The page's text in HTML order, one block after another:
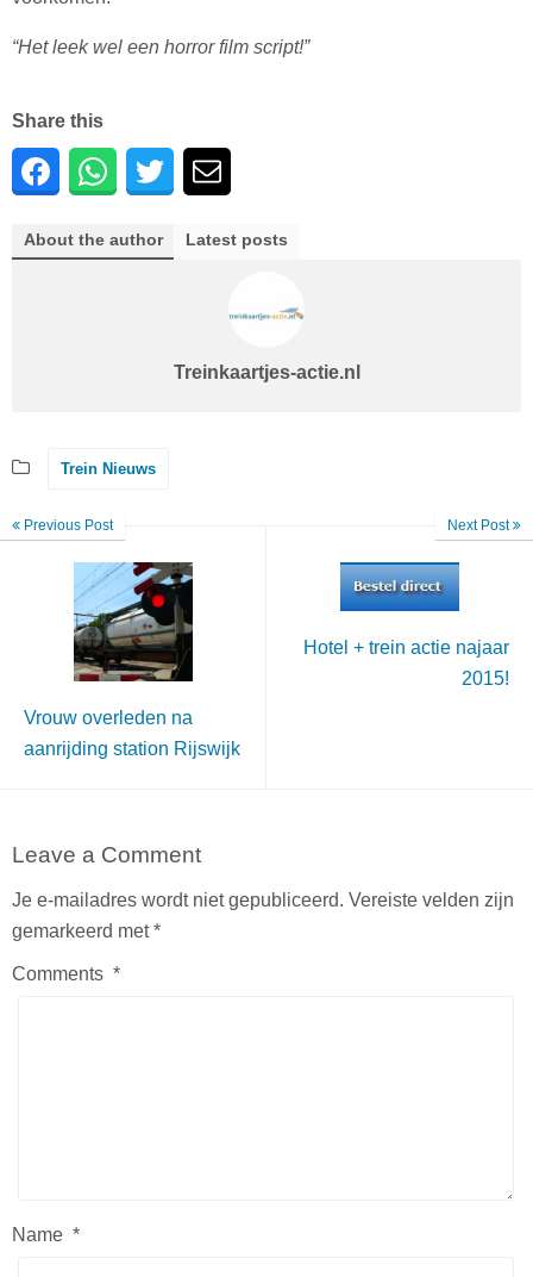
“Het leek wel een horror film script!”
Share this
About the author Latest posts
Treinkaartjes-actie.nl
Trein Nieuws
Previous Post
Vrouw overleden na
aanrijding station Rijswijk
Next Post
Hotel + trein actie najaar
2015!
Leave a Comment
Je e-mailadres wordt niet gepubliceerd. Vereiste velden zijn
gemarkeerd met*
Comments *
Name *